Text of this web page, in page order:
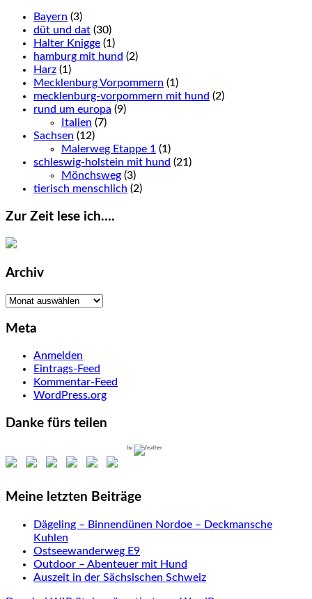
Bayern (3)
düt und dat (30)
Halter Knigge (1)
hamburg mit hund (2)
Harz (1)
Mecklenburg Vorpommern (1)
mecklenburg-vorpommern mit hund (2)
rund um europa (9)
Italien (7)
Sachsen (12)
Malerweg Etappe 1 (1)
schleswig-holstein mit hund (21)
Mönchsweg (3)
tierisch menschlich (2)
Zur Zeit lese ich….
Archiv
Archiv
Meta
Anmelden
Eintrags-Feed
Kommentar-Feed
WordPress.org
Danke fürs teilen
by
Meine letzten Beiträge
Dägeling – Binnendünen Nordoe – Deckmansche
Kuhlen
Ostseewanderweg E9
Outdoor – Abenteuer mit Hund
Auszeit in der Sächsischen Schweiz